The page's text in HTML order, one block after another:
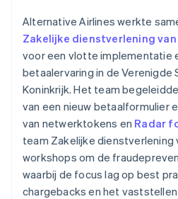
Alternative Airlines werkte
Zakelijke dienstverlening
voor een vlotte implementatie
betaalervaring in de Verenigde
Koninkrijk. Het team
van een nieuw betaalformulier
van netwerktokens en Radar
team Zakelijke dienstverlening
workshops om de
waarbij de focus lag op best
chargebacks en het